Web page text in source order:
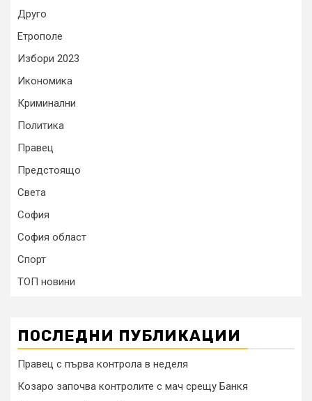
Друго
Етрополе
Избори 2023
Икономика
Криминални
Политика
Правец
Предстоящо
Света
София
София област
Спорт
ТОП новини
ПОСЛЕДНИ ПУБЛИКАЦИИ
Правец с първа контрола в неделя
Козаро започва контролите с мач срещу Банкя